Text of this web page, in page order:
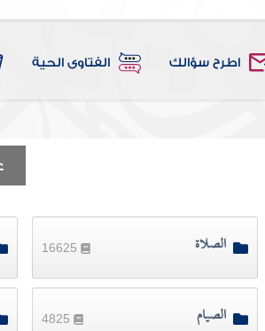
اطرح سؤالك الفتاوى الحية
الصلاة 16625
الصيام 4825